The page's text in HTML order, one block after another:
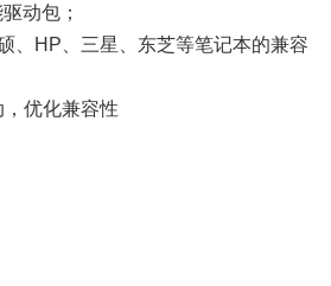
动包；
、HP、三星、东芝等笔记本的兼容
优化兼容性